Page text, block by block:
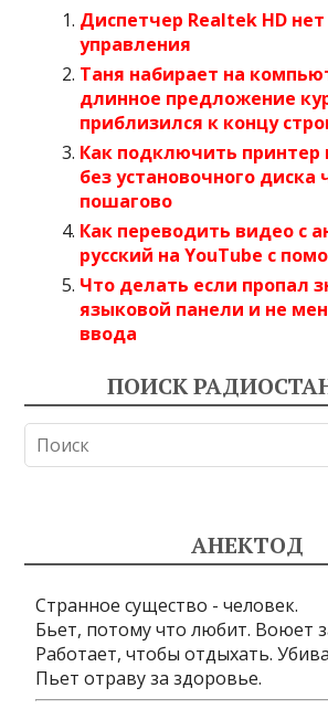
Диспетчер Realtek HD
управления
Таня набирает на
длинное предложение
приблизился к концу
Как подключить принтер
без установочного диска
пошагово
Как переводить видео с
русский на YouTube с
Что делать если пропал
языковой панели и не
ввода
ПОИСК
АНЕКТОД
Странное существо - человек.
Бьет, потому что любит. Воюет
Работает, чтобы отдыхать.
Пьет отраву за здоровье.